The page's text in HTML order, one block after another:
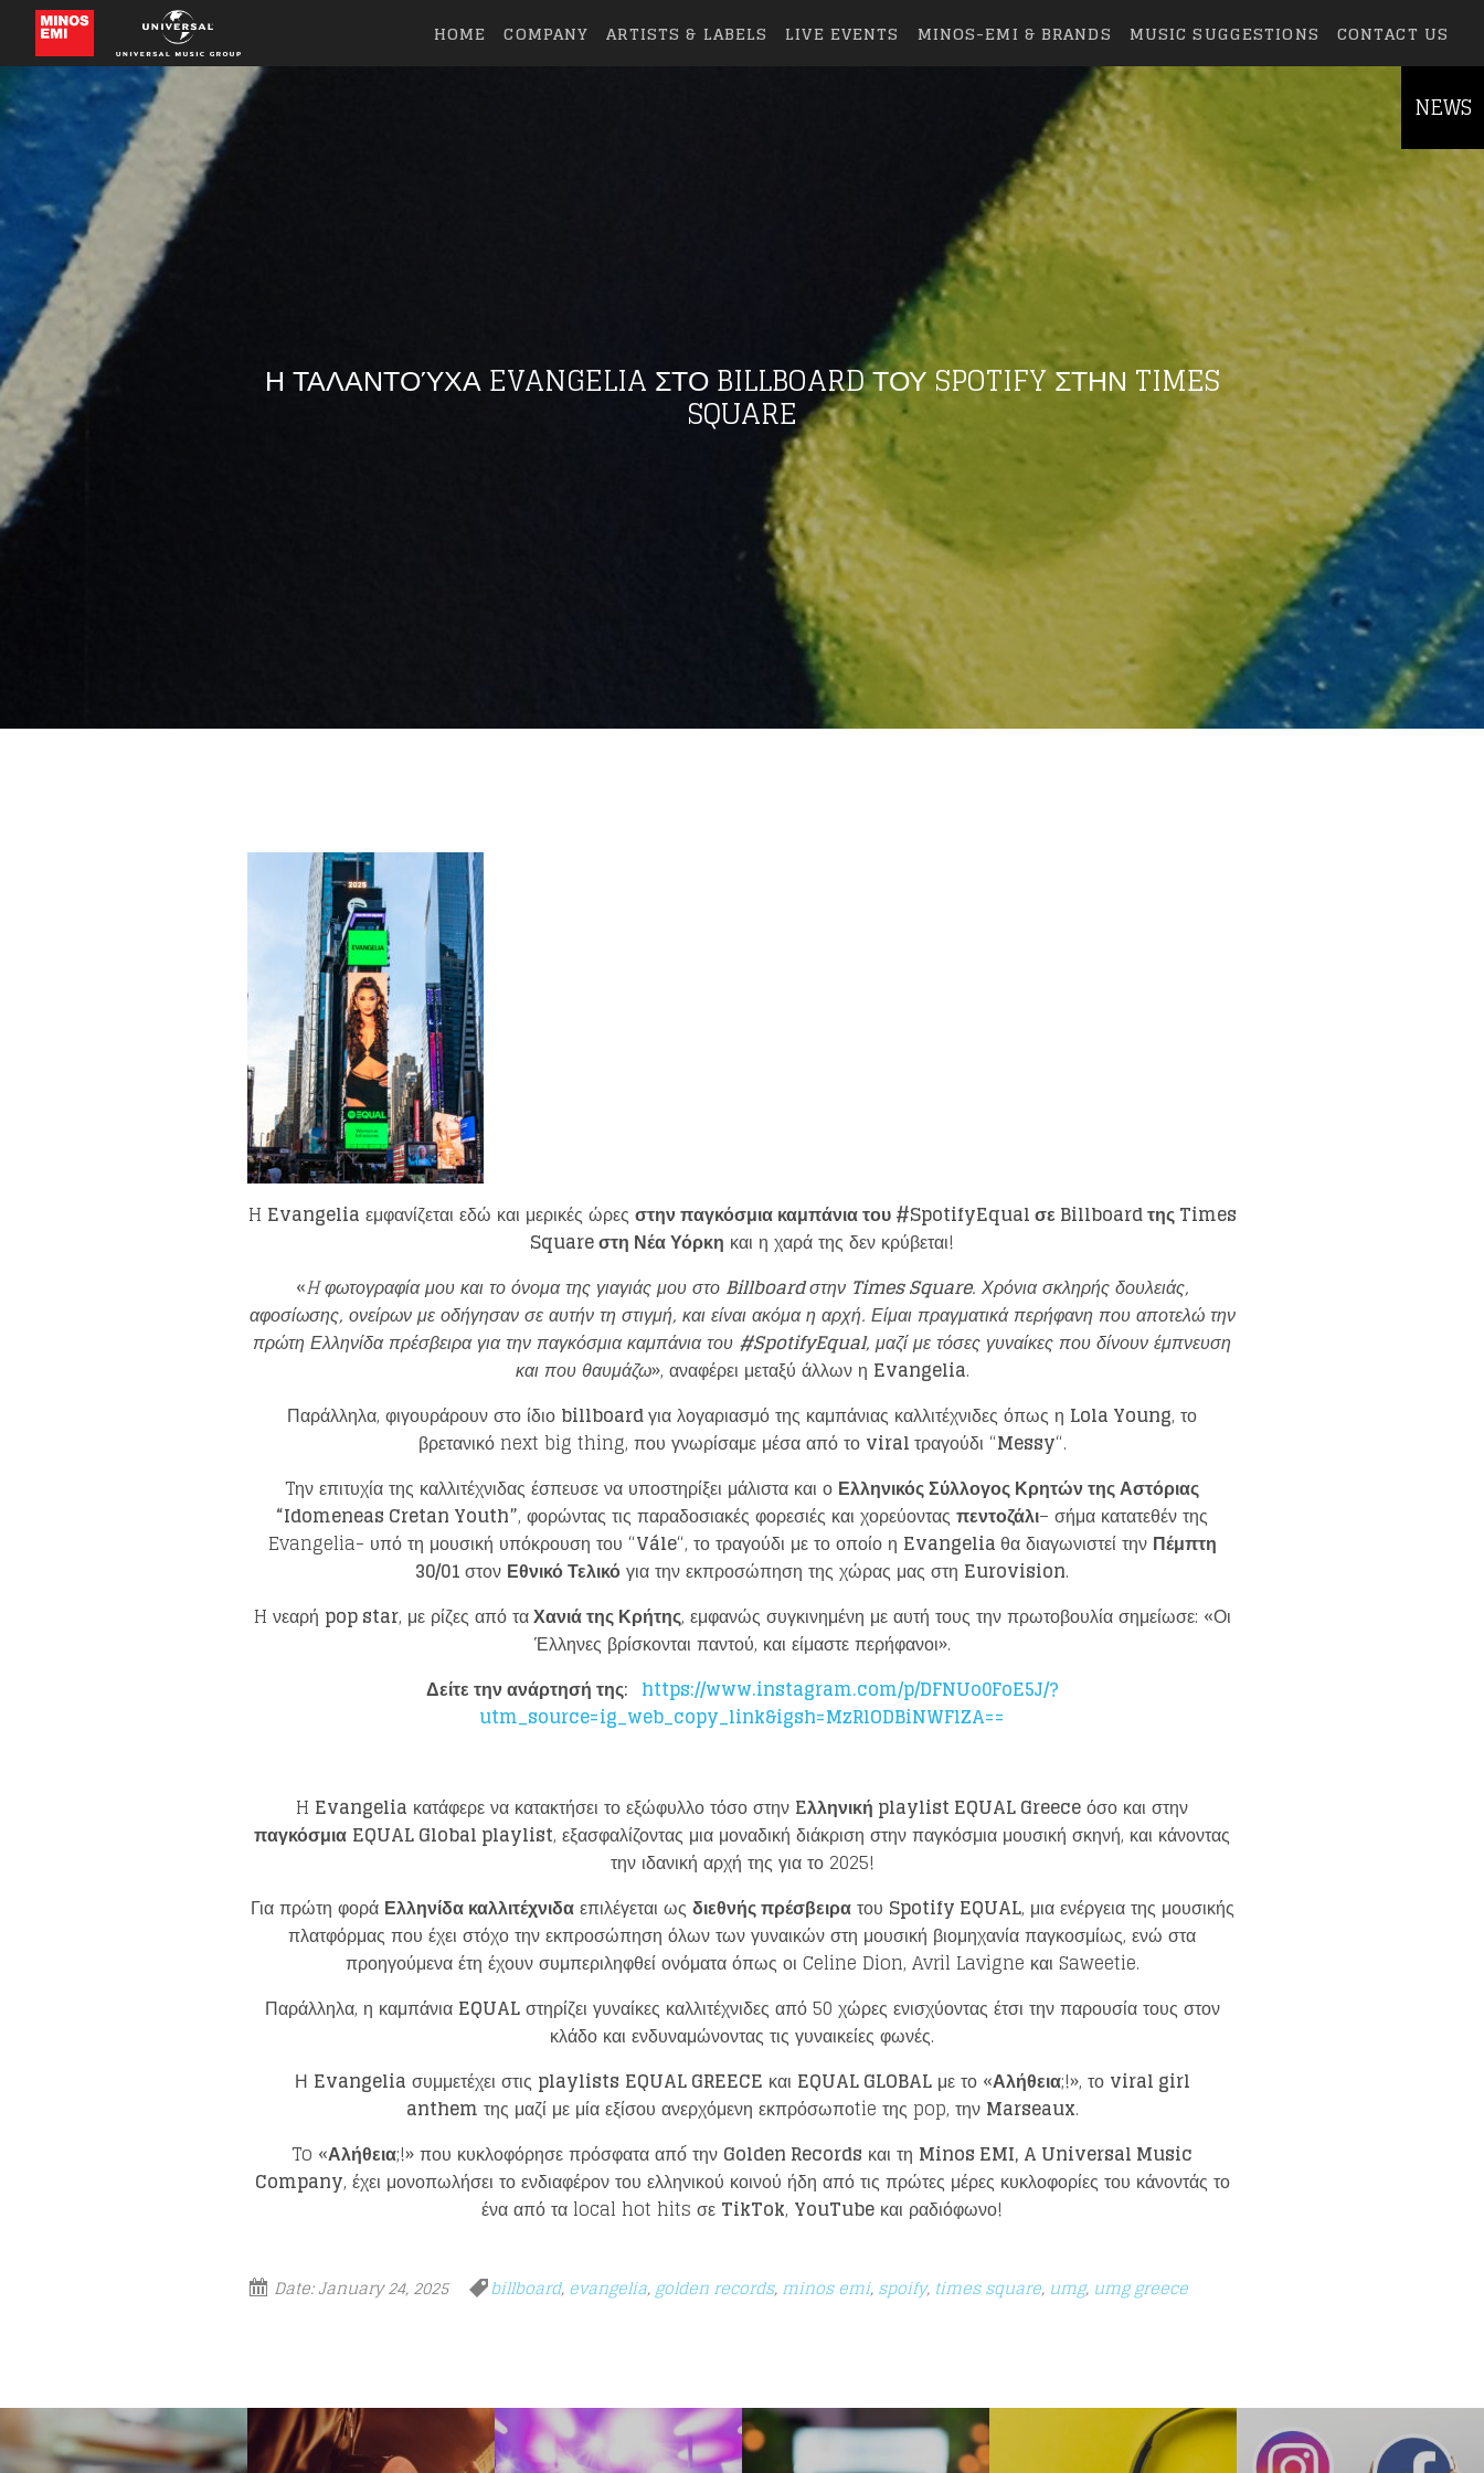
HOME COMPANY ARTISTS & LABELS LIVE EVENTS MINOS-EMI & BRANDS MUSIC SUGGESTIONS CONTACT US
Η ΤΑΛΑΝΤΟΎΧΑ EVANGELIA ΣΤΟ BILLBOARD ΤΟΥ SPOTIFY ΣΤΗΝ TIMES
SQUARE
H Evangelia εμφανίζεται εδώ και μερικές ώρεςστην παγκόσμια καμπάνια του #SpotifyEqualσεBillboardτηςTimes
Squareστη Νέα Υόρκη και η χαρά της δεν κρύβεται!
«H φωτογραφία μου και το όνομα της γιαγιάς μου στο Billboardστην Times Square. Χρόνια σκληρής δουλειάς,
αφοσίωσης, ονείρων με οδήγησαν σε αυτήν τη στιγμή, και είναι ακόμα η αρχή. Είμαι πραγματικά περήφανη που αποτελώ την
πρώτη Ελληνίδα πρέσβειρα για την παγκόσμια καμπάνια του #SpotifyEqual, μαζί με τόσες γυναίκες που δίνουν έμπνευση
και που θαυμάζω», αναφέρει μεταξύ άλλων η Evangelia.
Παράλληλα, φιγουράρουν στο ίδιο billboardγια λογαριασμό της καμπάνιας καλλιτέχνιδες όπως η Lola Young, το
βρετανικό next big thing, που γνωρίσαμε μέσα από το viralτραγούδι “Messy“.
Tην επιτυχία της καλλιτέχνιδας έσπευσε να υποστηρίξει μάλιστα και ο Ελληνικός Σύλλογος Κρητών της Αστόριας
“Idomeneas Cretan Youth”, φορώντας τις παραδοσιακές φορεσιές και χορεύονταςπεντοζάλι– σήμα κατατεθέν της
Evangelia- υπό τη μουσική υπόκρουση του “Vále“, το τραγούδι με το οποίο η Evangeliaθα διαγωνιστεί την Πέμπτη
30/01στον Εθνικό Τελικόγια την εκπροσώπηση της χώρας μας στη Eurovision.
H νεαρή pop star, με ρίζες από ταΧανιά της Κρήτης, εμφανώς συγκινημένη με αυτή τους την πρωτοβουλία σημείωσε: «Οι
Έλληνες βρίσκονται παντού, και είμαστε περήφανοι».
Δείτε την ανάρτησή της: https://www.instagram.com/p/DFNUo0FoE5J/?
utm_source=ig_web_copy_link&igsh=MzRlODBiNWFlZA==
H Evangelia κατάφερε να κατακτήσει το εξώφυλλο τόσο στην Eλληνική playlist EQUAL Greeceόσο και στην
παγκόσμια EQUAL Global playlist, εξασφαλίζοντας μια μοναδική διάκριση στην παγκόσμια μουσική σκηνή, και κάνοντας
την ιδανική αρχή της για το 2025!
Για πρώτη φορά Ελληνίδα καλλιτέχνιδαεπιλέγεται ωςδιεθνής πρέσβειρατου Spotify EQUAL, μια ενέργεια της μουσικής
πλατφόρμας που έχει στόχο την εκπροσώπηση όλων των γυναικών στη μουσική βιομηχανία παγκοσμίως, ενώ στα
προηγούμενα έτη έχουν συμπεριληφθεί ονόματα όπως οι Celine Dion, Avril Lavigne και Saweetie.
Παράλληλα, η καμπάνια EQUALστηρίζει γυναίκες καλλιτέχνιδες από 50 χώρες ενισχύοντας έτσι την παρουσία τους στον
κλάδο και ενδυναμώνοντας τις γυναικείες φωνές.
Η Evangelia συμμετέχει στις playlists EQUAL GREECE και EQUAL GLOBALμε το «Αλήθεια;!», το viral girl
anthem της μαζί με μία εξίσου ανερχόμενη εκπρόσωποtie της pop, την Marseaux.
To «Αλήθεια;!» που κυκλοφόρησε πρόσφατα από́ την Golden Records και τη Minos EMI, A Universal Music
Company, έχει μονοπωλήσει το ενδιαφέρον του ελληνικού κοινού ήδη από τις πρώτες μέρες κυκλοφορίες του κάνοντάς το
ένα από τα local hot hits σε TikTok, YouTube και ραδιόφωνο!
Date:January 24, 2025 billboard,evangelia,golden records,minos emi,spoify, times square, umg, umg greece
NEWS
Loading your form, please wait...